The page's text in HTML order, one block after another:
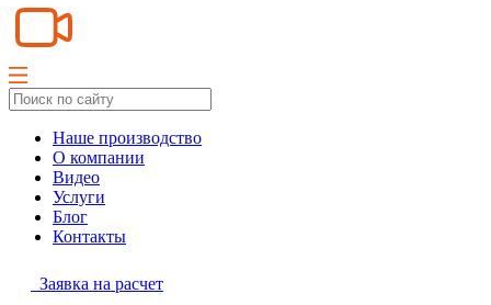
Наше производство
О компании
Видео
Услуги
Блог
Контакты
Заявка на расчет